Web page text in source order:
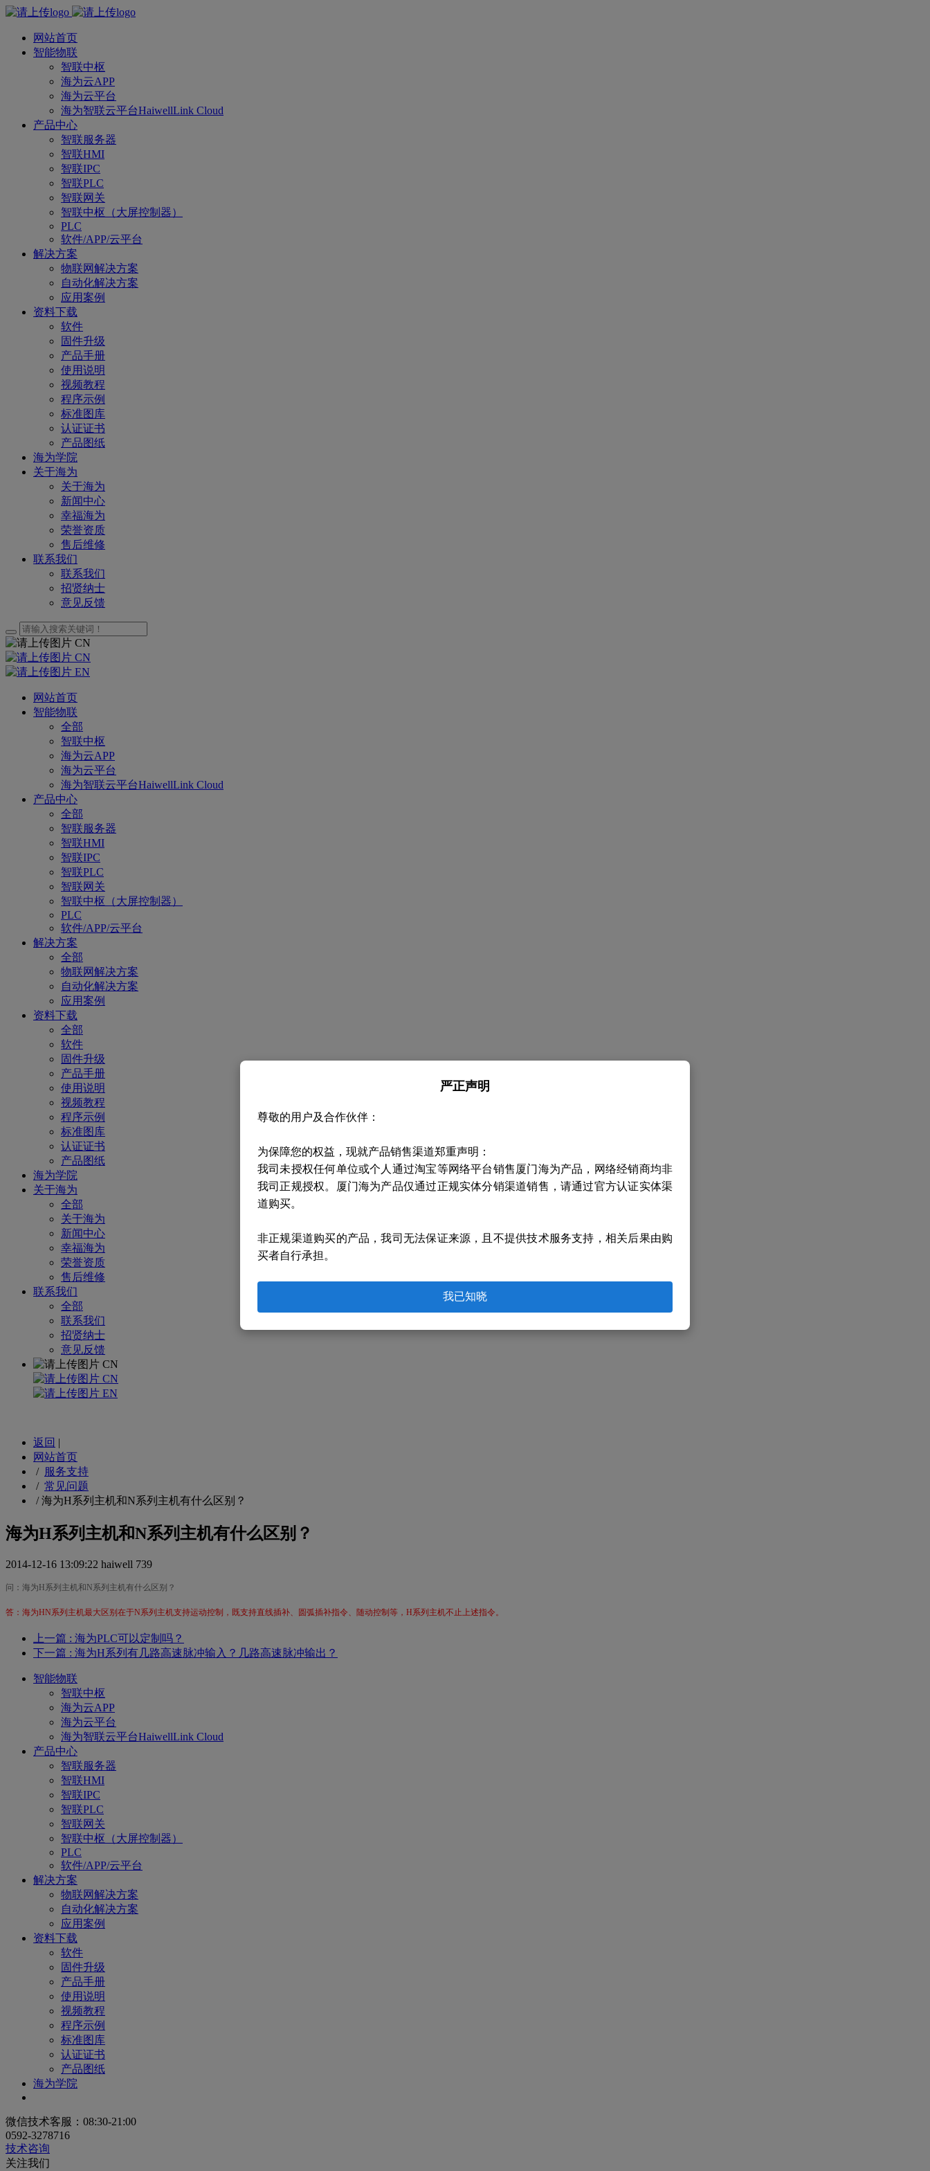
网站首页
智能物联
智联中枢
海为云APP
海为云平台
海为智联云平台HaiwellLink Cloud
产品中心
智联服务器
智联HMI
智联IPC
智联PLC
智联网关
智联中枢（大屏控制器）
PLC
软件/APP/云平台
解决方案
物联网解决方案
自动化解决方案
应用案例
资料下载
软件
固件升级
产品手册
使用说明
视频教程
程序示例
标准图库
认证证书
产品图纸
海为学院
关于海为
关于海为
新闻中心
幸福海为
荣誉资质
售后维修
联系我们
联系我们
招贤纳士
意见反馈
CN
CN
EN
网站首页
智能物联
全部
智联中枢
海为云APP
海为云平台
海为智联云平台HaiwellLink Cloud
产品中心
全部
智联服务器
智联HMI
智联IPC
智联PLC
智联网关
智联中枢（大屏控制器）
PLC
软件/APP/云平台
解决方案
全部
物联网解决方案
自动化解决方案
应用案例
资料下载
全部
软件
固件升级
产品手册
使用说明
视频教程
程序示例
标准图库
认证证书
产品图纸
海为学院
关于海为
全部
关于海为
新闻中心
幸福海为
荣誉资质
售后维修
联系我们
全部
联系我们
招贤纳士
意见反馈
CN
CN
EN
返回 |
网站首页
/ 服务支持
/ 常见问题
/海为H系列主机和N系列主机有什么区别？
海为H系列主机和N系列主机有什么区别？
2014-12-16 13:09:22 haiwell 739
问：海为H系列主机和N系列主机有什么区别？
答：海为HN系列主机最大区别在于N系列主机支持运动控制，既支持直线插补、圆弧插补指令、随动控制等，H系列主机不止上述指令。
上一篇 : 海为PLC可以定制吗？
下一篇 : 海为H系列有几路高速脉冲输入？几路高速脉冲输出？
智能物联
智联中枢
海为云APP
海为云平台
海为智联云平台HaiwellLink Cloud
产品中心
智联服务器
智联HMI
智联IPC
智联PLC
智联网关
智联中枢（大屏控制器）
PLC
软件/APP/云平台
解决方案
物联网解决方案
自动化解决方案
应用案例
资料下载
软件
固件升级
产品手册
使用说明
视频教程
程序示例
标准图库
认证证书
产品图纸
海为学院
微信技术客服：08:30-21:00
0592-3278716
技术咨询
关注我们
严正声明
尊敬的用户及合作伙伴：
为保障您的权益，现就产品销售渠道郑重声明：
我司未授权任何单位或个人通过淘宝等网络平台销售厦门海为产品，网络经销商均非
我司正规授权。厦门海为产品仅通过正规实体分销渠道销售，请通过官方认证实体渠
道购买。
非正规渠道购买的产品，我司无法保证来源，且不提供技术服务支持，相关后果由购
买者自行承担。
我已知晓